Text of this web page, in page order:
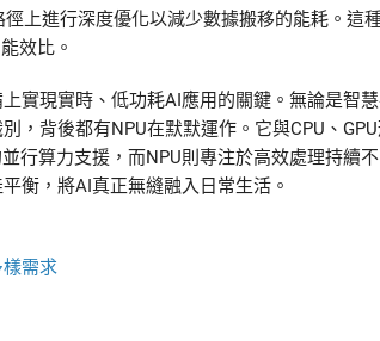
上進行深度優化以減少數據搬移的能耗。這
效比。
實現實時、低功耗AI應用的關鍵。無論是智
，背後都有NPU在默默運作。它與CPU、
行算力支援，而NPU則專注於高效處理持續
衡，將AI真正無縫融入日常生活。
樣需求